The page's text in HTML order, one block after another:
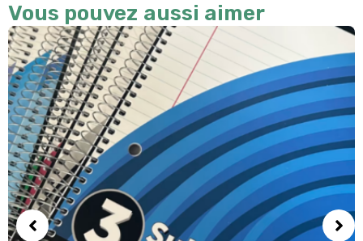
Vous pouvez aussi aimer